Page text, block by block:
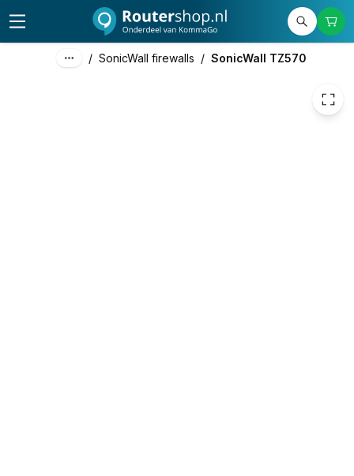
/ SonicWall firewalls / SonicWall TZ570
1.199,00 excl. btw
1.149,00 excl. btw
1.390,29 incl. btw